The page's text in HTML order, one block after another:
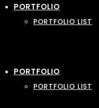
PORTFOLIO
PORTFOLIO LIST
PORTFOLIO
PORTFOLIO LIST